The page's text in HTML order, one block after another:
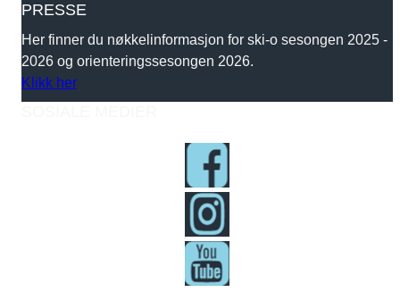
PRESSE
Her finner du nøkkelinformasjon for ski-o sesongen 2025 -
2026 og orienteringssesongen 2026.
Klikk her